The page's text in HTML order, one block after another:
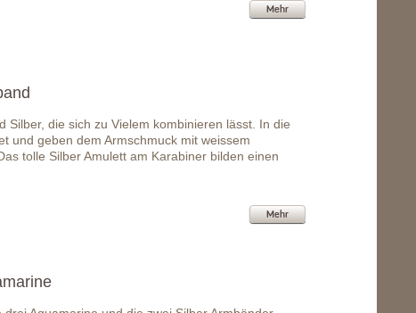
Mehr
die sich zu Vielem kombinieren lässt. In die
und geben dem Armschmuck mit weissem
tolle Silber Amulett am Karabiner bilden einen
Mehr